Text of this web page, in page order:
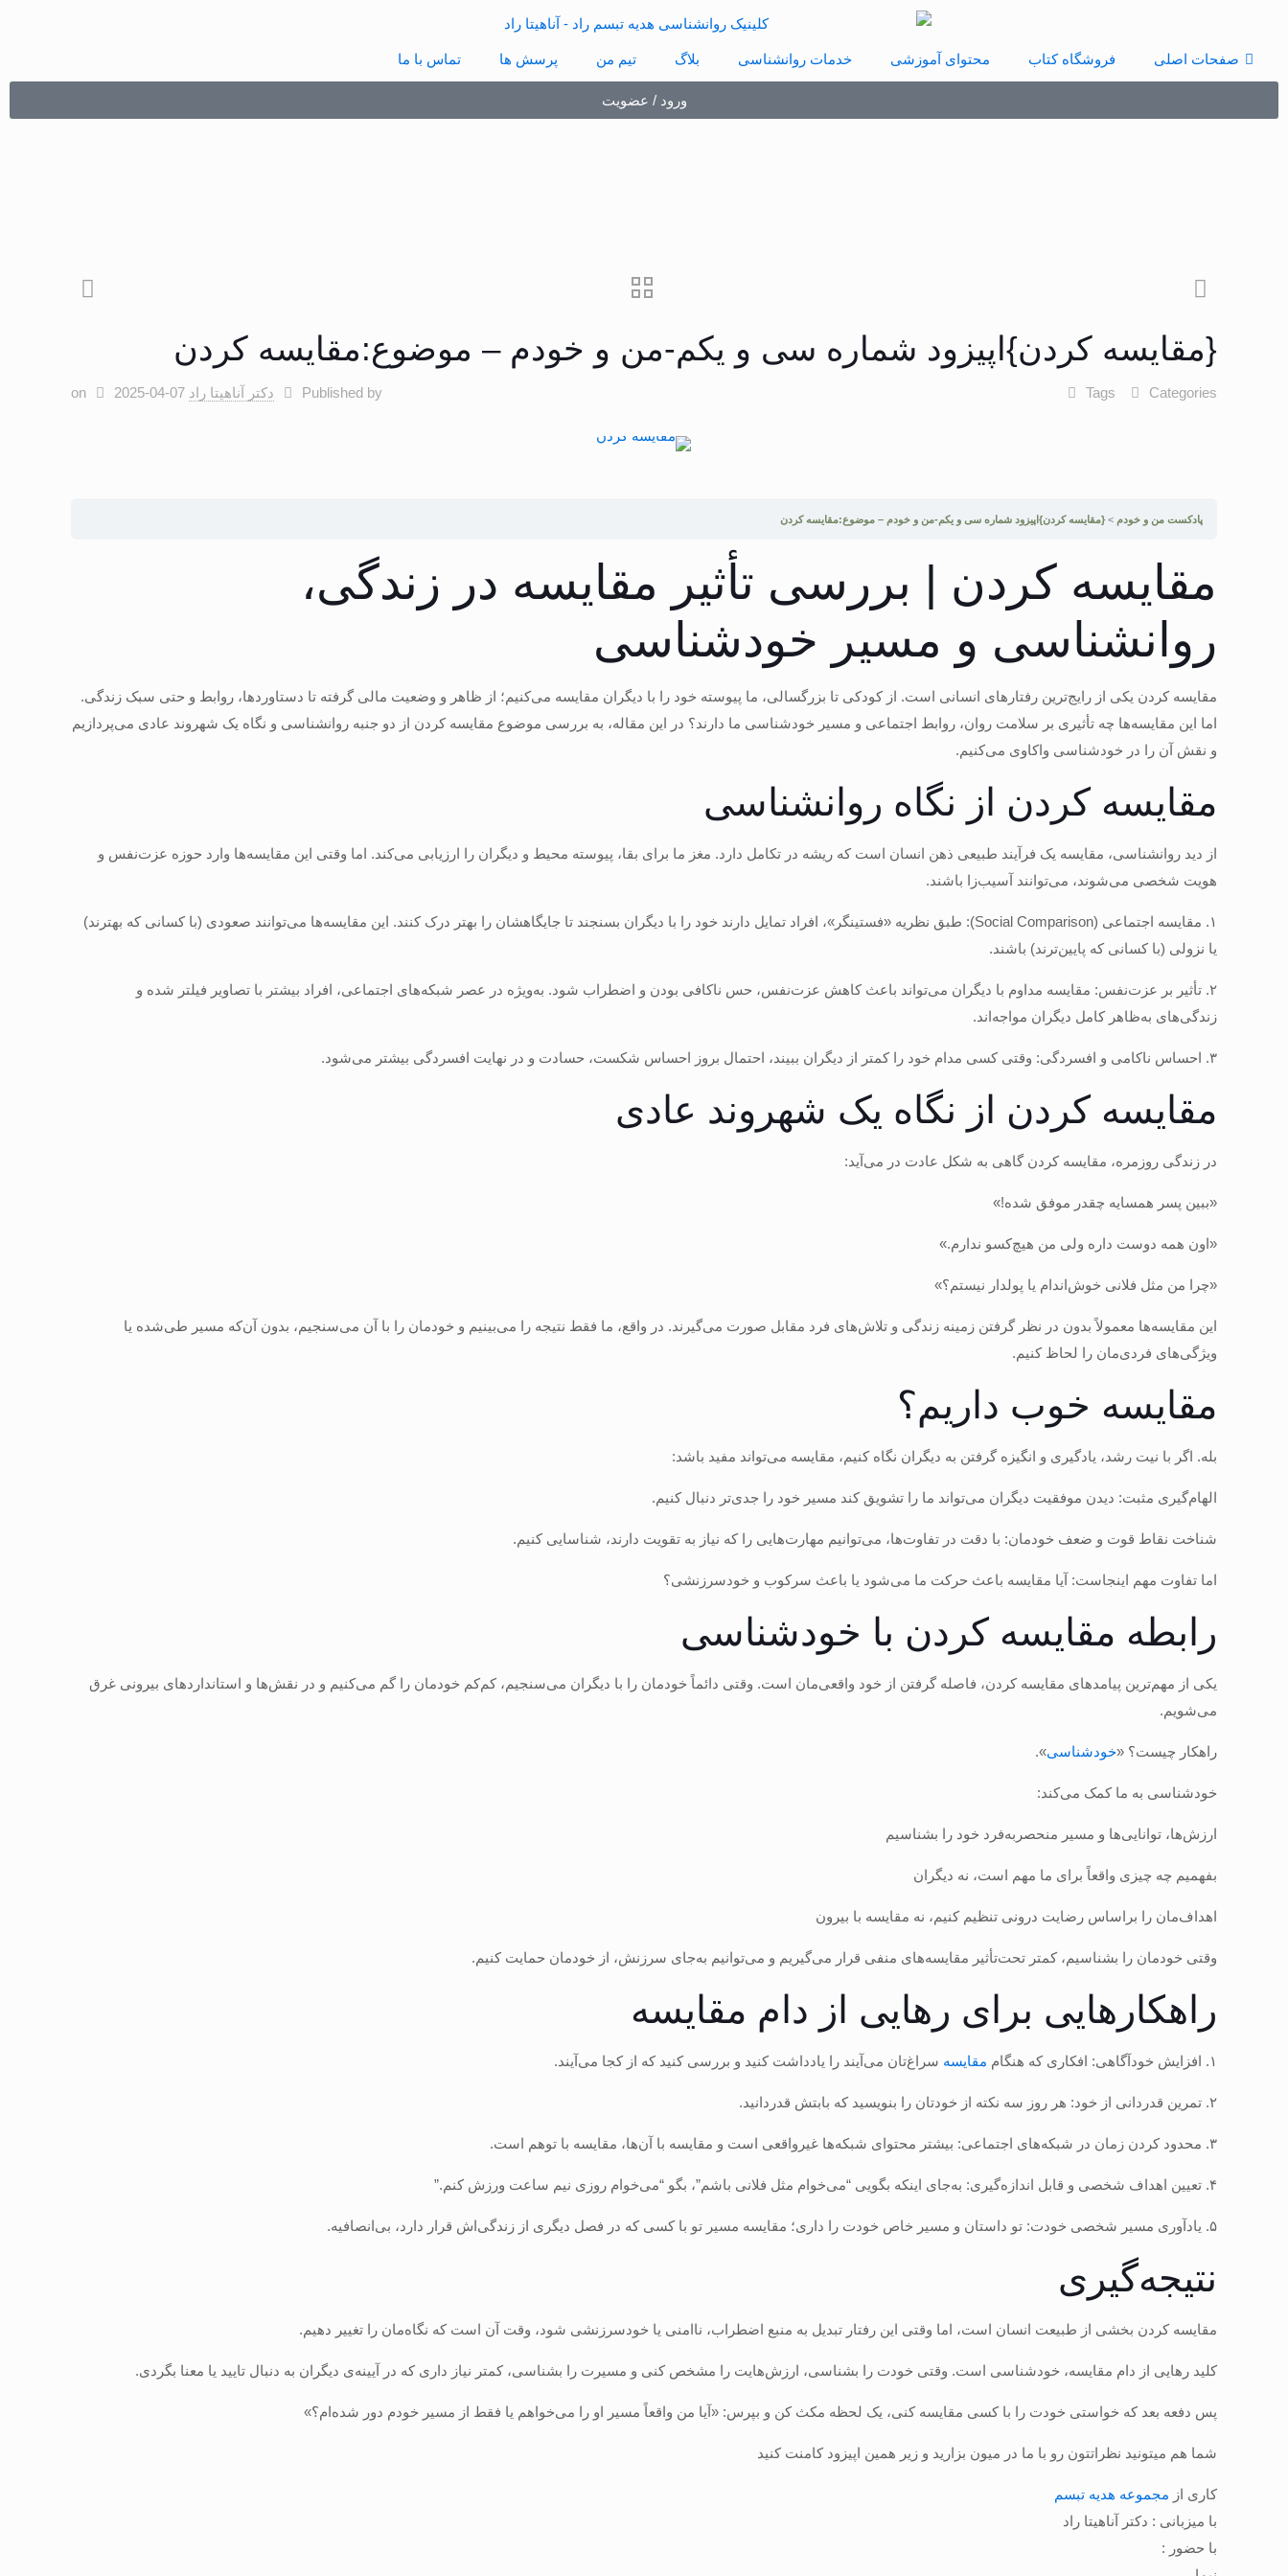
صفحات اصلی فروشگاه کتاب محتوای آموزشی خدمات روانشناسی بلاگ تیم من پرسش ها تماس با ما
ورود / عضویت
{مقایسه کردن}اپیزود شماره سی و یکم-من و خودم – موضوع:مقایسه کردن
Published by دکتر آناهیتا راد on 2025-04-07 Categories
Tags
پادکست من و خودم {مقایسه کردن}اپیزود شماره سی و یکم-من و خودم – موضوع:مقایسه کردن
مقایسه کردن | بررسی تأثیر مقایسه در زندگی،
روانشناسی و مسیر خودشناسی
مقایسه کردن یکی از رایج‌ترین رفتارهای انسانی است. از کودکی تا بزرگسالی، ما پیوسته خود را با دیگران مقایسه می‌کنیم؛ از ظاهر و وضعیت مالی گرفته تا دستاوردها، روابط و حتی سبک زندگی.
اما این مقایسه‌ها چه تأثیری بر سلامت روان، روابط اجتماعی و مسیر خودشناسی ما دارند؟ در این مقاله، به بررسی موضوع مقایسه کردن از دو جنبه روانشناسی و نگاه یک شهروند عادی می‌پردازیم
و نقش آن را در خودشناسی واکاوی می‌کنیم.
مقایسه کردن از نگاه روانشناسی
از دید روانشناسی، مقایسه یک فرآیند طبیعی ذهن انسان است که ریشه در تکامل دارد. مغز ما برای بقا، پیوسته محیط و دیگران را ارزیابی می‌کند. اما وقتی این مقایسه‌ها وارد حوزه عزت‌نفس و
هویت شخصی می‌شوند، می‌توانند آسیب‌زا باشند.
۱. مقایسه اجتماعی (Social Comparison): طبق نظریه «فستینگر»، افراد تمایل دارند خود را با دیگران بسنجند تا جایگاهشان را بهتر درک کنند. این مقایسه‌ها می‌توانند صعودی (با کسانی که بهترند)
یا نزولی (با کسانی که پایین‌ترند) باشند.
۲. تأثیر بر عزت‌نفس: مقایسه مداوم با دیگران می‌تواند باعث کاهش عزت‌نفس، حس ناکافی بودن و اضطراب شود. به‌ویژه در عصر شبکه‌های اجتماعی، افراد بیشتر با تصاویر فیلتر شده و
زندگی‌های به‌ظاهر کامل دیگران مواجه‌اند.
۳. احساس ناکامی و افسردگی: وقتی کسی مدام خود را کمتر از دیگران ببیند، احتمال بروز احساس شکست، حسادت و در نهایت افسردگی بیشتر می‌شود.
مقایسه کردن از نگاه یک شهروند عادی
در زندگی روزمره، مقایسه کردن گاهی به شکل عادت در می‌آید:
«ببین پسر همسایه چقدر موفق شده!»
«اون همه دوست داره ولی من هیچ‌کسو ندارم.»
«چرا من مثل فلانی خوش‌اندام یا پولدار نیستم؟»
این مقایسه‌ها معمولاً بدون در نظر گرفتن زمینه زندگی و تلاش‌های فرد مقابل صورت می‌گیرند. در واقع، ما فقط نتیجه را می‌بینیم و خودمان را با آن می‌سنجیم، بدون آن‌که مسیر طی‌شده یا
ویژگی‌های فردی‌مان را لحاظ کنیم.
مقایسه‌ خوب داریم؟
بله. اگر با نیت رشد، یادگیری و انگیزه گرفتن به دیگران نگاه کنیم، مقایسه می‌تواند مفید باشد:
الهام‌گیری مثبت: دیدن موفقیت دیگران می‌تواند ما را تشویق کند مسیر خود را جدی‌تر دنبال کنیم.
شناخت نقاط قوت و ضعف خودمان: با دقت در تفاوت‌ها، می‌توانیم مهارت‌هایی را که نیاز به تقویت دارند، شناسایی کنیم.
اما تفاوت مهم اینجاست: آیا مقایسه باعث حرکت ما می‌شود یا باعث سرکوب و خودسرزنشی؟
رابطه مقایسه کردن با خودشناسی
یکی از مهم‌ترین پیامدهای مقایسه کردن، فاصله گرفتن از خود واقعی‌مان است. وقتی دائماً خودمان را با دیگران می‌سنجیم، کم‌کم خودمان را گم می‌کنیم و در نقش‌ها و استانداردهای بیرونی غرق
می‌شویم.
راهکار چیست؟ «خودشناسی».
خودشناسی به ما کمک می‌کند:
ارزش‌ها، توانایی‌ها و مسیر منحصر‌به‌فرد خود را بشناسیم
بفهمیم چه چیزی واقعاً برای ما مهم است، نه دیگران
اهداف‌مان را براساس رضایت درونی تنظیم کنیم، نه مقایسه با بیرون
وقتی خودمان را بشناسیم، کمتر تحت‌تأثیر مقایسه‌های منفی قرار می‌گیریم و می‌توانیم به‌جای سرزنش، از خودمان حمایت کنیم.
راهکارهایی برای رهایی از دام مقایسه
۱. افزایش خودآگاهی: افکاری که هنگام مقایسه سراغ‌تان می‌آیند را یادداشت کنید و بررسی کنید که از کجا می‌آیند.
۲. تمرین قدردانی از خود: هر روز سه نکته از خودتان را بنویسید که بابتش قدردانید.
۳. محدود کردن زمان در شبکه‌های اجتماعی: بیشتر محتوای شبکه‌ها غیرواقعی است و مقایسه با آن‌ها، مقایسه با توهم است.
۴. تعیین اهداف شخصی و قابل اندازه‌گیری: به‌جای اینکه بگویی “می‌خوام مثل فلانی باشم”، بگو “می‌خوام روزی نیم ساعت ورزش کنم.”
۵. یادآوری مسیر شخصی خودت: تو داستان و مسیر خاص خودت را داری؛ مقایسه مسیر تو با کسی که در فصل دیگری از زندگی‌اش قرار دارد، بی‌انصافیه.
نتیجه‌گیری
مقایسه کردن بخشی از طبیعت انسان است، اما وقتی این رفتار تبدیل به منبع اضطراب، ناامنی یا خودسرزنشی شود، وقت آن است که نگاه‌مان را تغییر دهیم.
کلید رهایی از دام مقایسه، خودشناسی است. وقتی خودت را بشناسی، ارزش‌هایت را مشخص کنی و مسیرت را بشناسی، کمتر نیاز داری که در آیینه‌ی دیگران به دنبال تایید یا معنا بگردی.
پس دفعه بعد که خواستی خودت را با کسی مقایسه کنی، یک لحظه مکث کن و بپرس: «آیا من واقعاً مسیر او را می‌خواهم یا فقط از مسیر خودم دور شده‌ام؟»
شما هم میتونید نظراتتون رو با ما در میون بزارید و زیر همین اپیزود کامنت کنید
کاری از مجموعه هدیه تبسم
با میزبانی : دکتر آناهیتا راد
با حضور :